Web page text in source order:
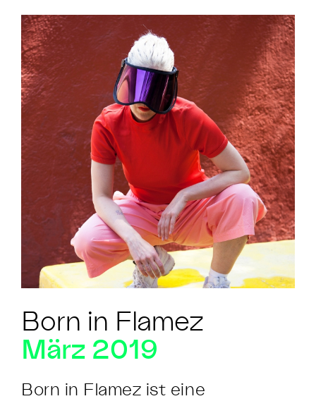
Born in Flamez
März 2019
Born in Flamez ist eine